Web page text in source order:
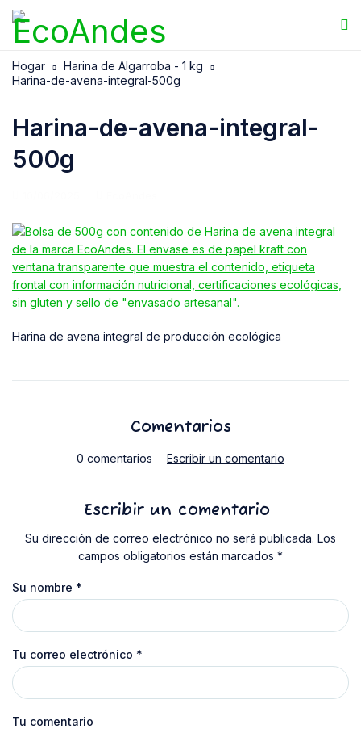
Hogar
Harina de Algarroba - 1 kg
Harina-de-avena-integral-500g
Harina-de-avena-integral-
500g
Harina de avena integral de producción ecológica
Comentarios
0 comentarios Escribir un comentario
Escribir un comentario
Su dirección de correo electrónico no será publicada. Los
campos obligatorios están marcados *
Su nombre *
Tu correo electrónico *
Tu comentario